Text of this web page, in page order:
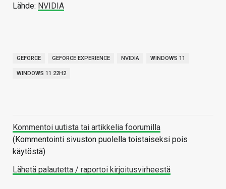
Lähde: NVIDIA
GEFORCE GEFORCE EXPERIENCE NVIDIA WINDOWS 11
WINDOWS 11 22H2
Kommentoi uutista tai artikkelia foorumilla
(Kommentointi sivuston puolella toistaiseksi pois
käytöstä)
Lähetä palautetta / raportoi kirjoitusvirheestä